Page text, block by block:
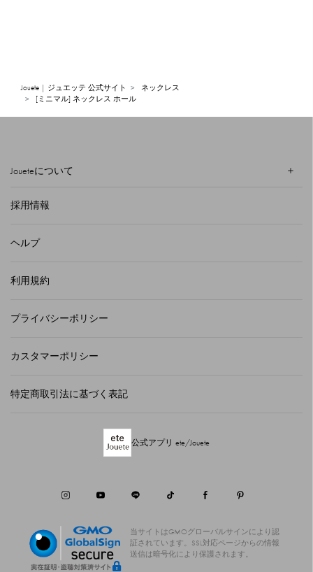
Jouete | ジュエッテ 公式サイト
ネックレス
[ミニマル] ネックレス ホール
Joueteについて
採用情報
ヘルプ
利用規約
プライバシーポリシー
カスタマーポリシー
特定商取引法に基づく表記
公式アプリ ete/Jouete
当サイトはGMOグローバルサインにより認
証されています。
SSL対応ページからの情報
送信は暗号化により保護されます。